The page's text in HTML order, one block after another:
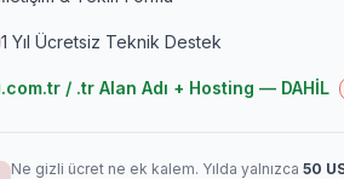
1 Yıl Ücretsiz Teknik Destek
.com.tr / .tr Alan Adı + Hosting — DAHİL
Ne gizli ücret ne ek kalem. Yılda yalnızca 50